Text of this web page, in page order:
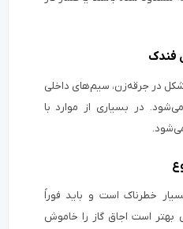
در جرقه‌زن، سیم‌های داخلی
در بسیاری از موارد با
خطرناک است و باید فوراً
است اجاق گاز را خاموش